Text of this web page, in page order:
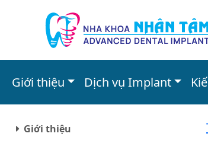
Giới thiệu Dịch vụ Implant
Giới thiệu